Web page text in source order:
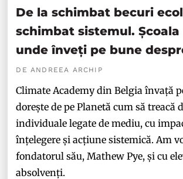
De la schimbat becuri
schimbat sistemul.
unde înveți pe bune
DE ANDREEA ARCHIP
Climate Academy din Belgia învață
dorește de pe Planetă cum să treacă
individuale legate de mediu, cu
înțelegere și acțiune sistemică. Am
fondatorul său, Mathew Pye, și cu
absolvenți.